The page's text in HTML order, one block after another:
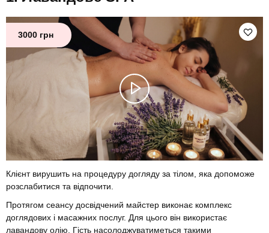
3000 грн
Клієнт вирушить на процедуру догляду за тілом, яка допоможе
розслабитися та відпочити.
Протягом сеансу досвідчений майстер виконає комплекс
доглядових і масажних послуг. Для цього він використає
лавандову олію. Гість насолоджуватиметься такими